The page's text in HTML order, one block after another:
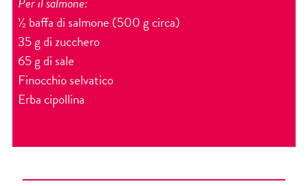
½ baffa di salmone (500 g circa)
35 g di zucchero
65 g di sale
Finocchio selvatico
Erba cipollina